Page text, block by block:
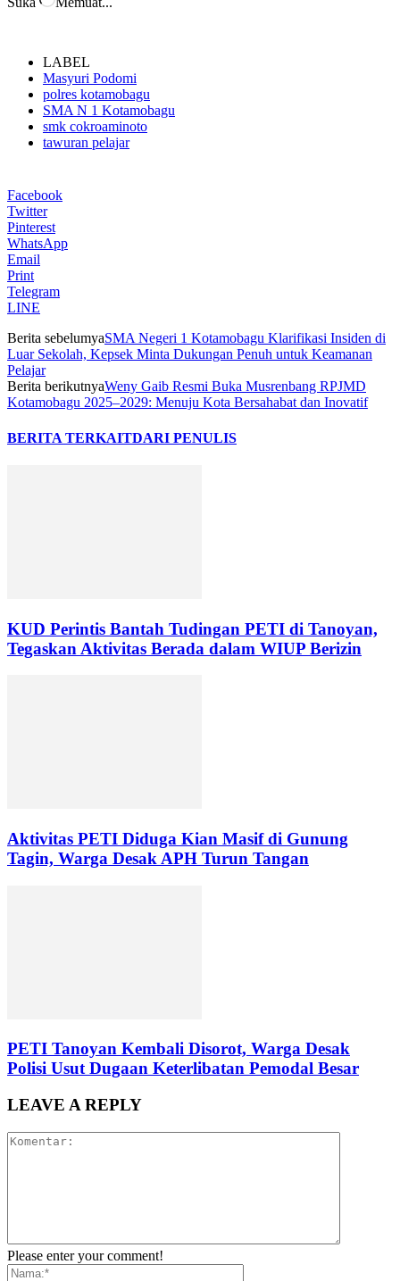
LABEL
Masyuri Podomi
polres kotamobagu
SMA N 1 Kotamobagu
smk cokroaminoto
tawuran pelajar
Facebook
Twitter
Pinterest
WhatsApp
Email
Print
Telegram
LINE
Berita sebelumyaSMA Negeri 1 Kotamobagu Klarifikasi Insiden di
Luar Sekolah, Kepsek Minta Dukungan Penuh untuk Keamanan
Pelajar
Berita berikutnyaWeny Gaib Resmi Buka Musrenbang RPJMD
Kotamobagu 2025–2029: Menuju Kota Bersahabat dan Inovatif
BERITA TERKAITDARI PENULIS
KUD Perintis Bantah Tudingan PETI di Tanoyan,
Tegaskan Aktivitas Berada dalam WIUP Berizin
Aktivitas PETI Diduga Kian Masif di Gunung
Tagin, Warga Desak APH Turun Tangan
PETI Tanoyan Kembali Disorot, Warga Desak
Polisi Usut Dugaan Keterlibatan Pemodal Besar
LEAVE A REPLY
Please enter your comment!